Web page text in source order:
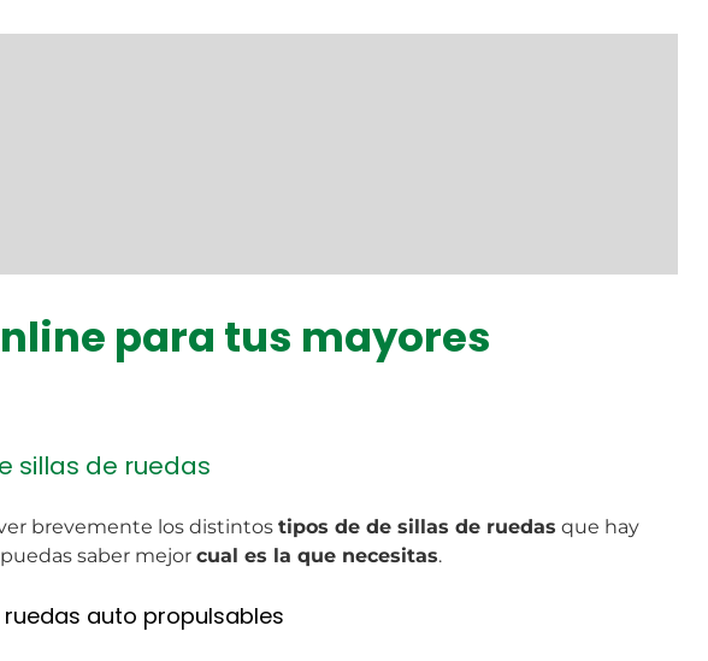
para tus mayores
sillas de ruedas
brevemente los distintos tipos de de sillas de ruedas que hay
saber mejor cual es la que necesitas.
ruedas auto propulsables